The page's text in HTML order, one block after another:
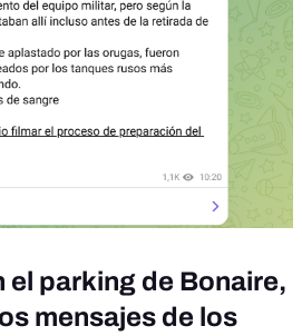
el parking de Bonaire,
mensajes de los